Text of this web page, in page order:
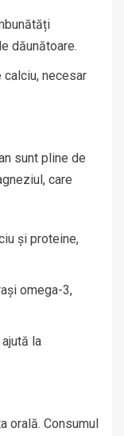
dăunătoare.
necesar
sunt pline de
care
și proteine,
omega-3,
la
orală. Consumul